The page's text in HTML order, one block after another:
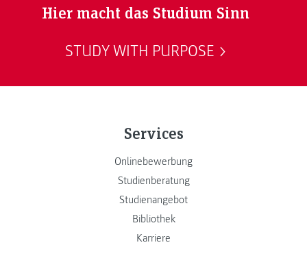
Hier macht das Studium Sinn
STUDY WITH PURPOSE
Services
Onlinebewerbung
Studienberatung
Studienangebot
Bibliothek
Karriere